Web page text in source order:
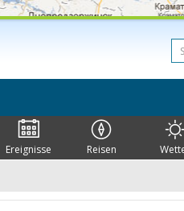
Ereignisse Reisen